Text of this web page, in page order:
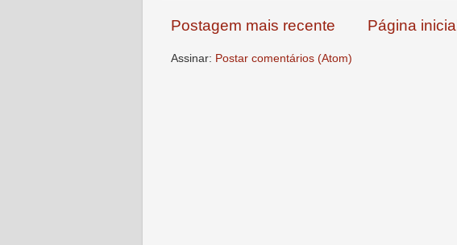
Postagem mais recente Página inicial
Assinar: Postar comentários (Atom)